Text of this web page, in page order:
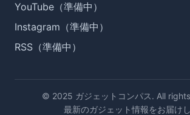
YouTube（準備中）
Instagram（準備中）
RSS（準備中）
© 2025 ガジェットコンパス. All
最新のガジェット情報をお届け